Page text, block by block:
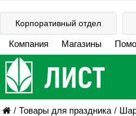
Корпоративный отдел
Компания Магазины
Товары для праздника